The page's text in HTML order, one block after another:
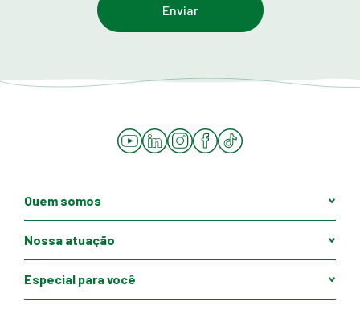
YouTube
LinkedInInstagramFacebook
Tiktok
Quem somos
Nossa atuação
Especial para você